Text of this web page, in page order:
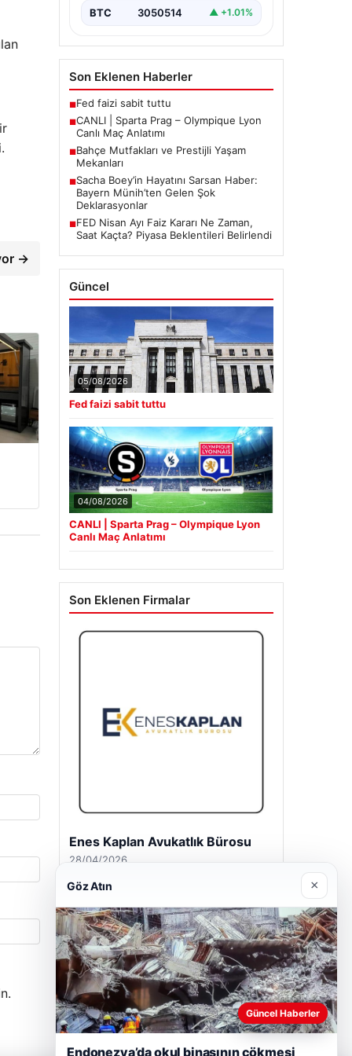
→
BTC 3050514 ▲ +1.01%
Son Eklenen Haberler
■Fed faizi sabit tuttu
■CANLI | Sparta Prag – Olympique Lyon
Canlı Maç Anlatımı
■Bahçe Mutfakları ve Prestijli Yaşam
Mekanları
■Sacha Boey’in Hayatını Sarsan Haber:
Bayern Münih’ten Gelen Şok
Deklarasyonlar
■FED Nisan Ayı Faiz Kararı Ne Zaman,
Saat Kaçta? Piyasa Beklentileri Belirlendi
Güncel
05/08/2026
Fed faizi sabit tuttu
04/08/2026
CANLI | Sparta Prag – Olympique Lyon
Canlı Maç Anlatımı
Son Eklenen Firmalar
Trend Yapı Akustik
18/04/2026
Göz Atın ×
Güncel Haberler
Endonezya’da okul binasının çökmesi